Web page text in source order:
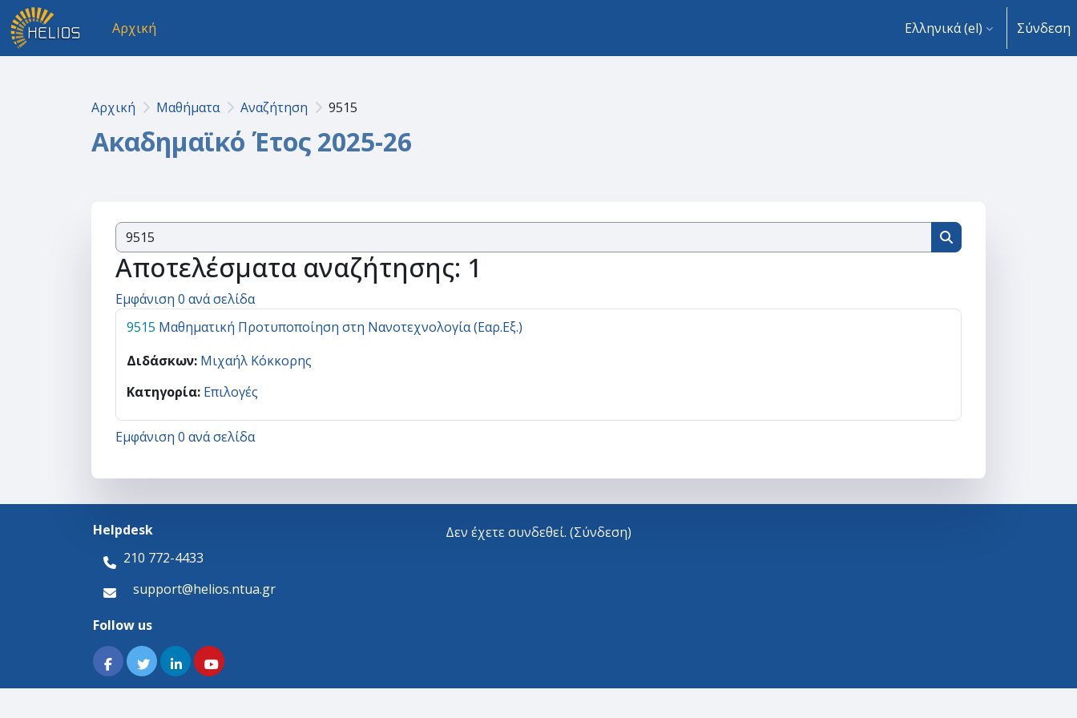
Μετάβαση στο κεντρικό περιεχόμενο
Αρχική
Ελληνικά ‎(el)‎ Σύνδεση
Αρχική Μαθήματα Αναζήτηση 9515
Ακαδημαϊκό Έτος 2025-26
Αναζήτηση μαθημάτων
Αναζήτηση
Αποτελέσματα αναζήτησης: 1
Εμφάνιση 0 ανά σελίδα
9515 Μαθηματική Προτυποποίηση στη Νανοτεχνολογία (Εαρ.Εξ.)
Διδάσκων: Μιχαήλ Κόκκορης
Κατηγορία: Επιλογές
Εμφάνιση 0 ανά σελίδα
Helpdesk
210 772-4433
support@helios.ntua.gr
Follow us
Δεν έχετε συνδεθεί. (Σύνδεση)